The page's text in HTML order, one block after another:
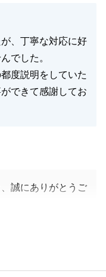
、丁寧な対応に好
でした。
度説明をしていた
できて感謝してお
誠にありがとうご
いただき、大変助
りましたことは、